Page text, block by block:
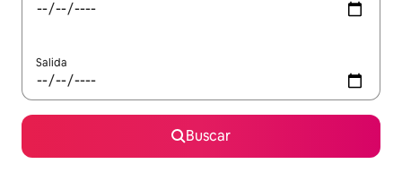
Salida
Buscar